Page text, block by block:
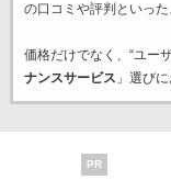
の口コミや評判といっ
価格だけでなく、“ユー
ナンスサービス 」選び
PR